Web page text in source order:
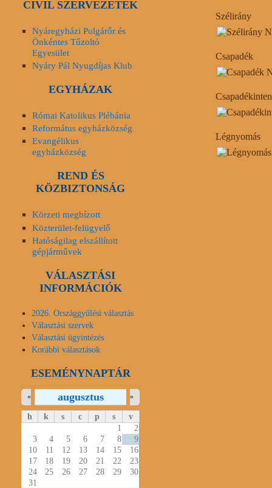
Szélirány
Csapadék
Légnyomás
CIVIL SZERVEZETEK
Nyáregyházi Polgárőr és
Önkéntes Tűzoltó
Egyesület
Nyáry Pál Nyugdíjas Klub
EGYHÁZAK
Római Katolikus Plébánia
Református egyházközség
Evangélikus
egyházközség
REND ÉS
KÖZBIZTONSÁG
Körzeti megbízott
Közterület-felügyelő
Hatóságilag elszállított
gépjárművek
VÁLASZTÁSI
INFORMÁCIÓK
2026. Országgyűlési választás
Választási szervek
Választási ügyintézés
Korábbi választások
ESEMÉNYNAPTÁR
augusztus
« »
h k s c p s
v
1
2
3
4 5 6 7 8
9
10
11 12 13 14 15
16
17
18 19 20 21 22
23
24
25 26 27 28 29
30
31